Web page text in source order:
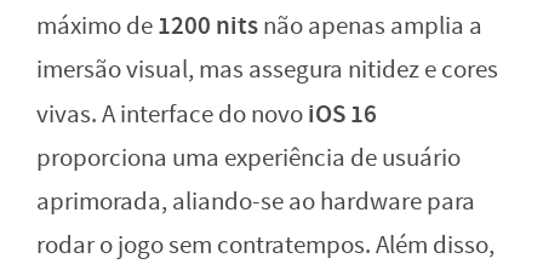
máximo de1200 nitsnão apenas amplia a
imersão visual, mas assegura nitidez e cores
vivas. A interface do novoiOS 16
proporciona uma experiência de usuário
aprimorada, aliando-se ao hardware para
rodar o jogo sem contratempos. Além disso,